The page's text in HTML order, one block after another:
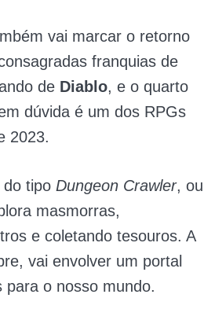
vai marcar o retorno
franquias de
de Diablo, e o quarto
dúvida é um dos RPGs
2023.
tipo Dungeon Crawler, ou
masmorras,
e coletando tesouros. A
vai envolver um portal
para o nosso mundo.